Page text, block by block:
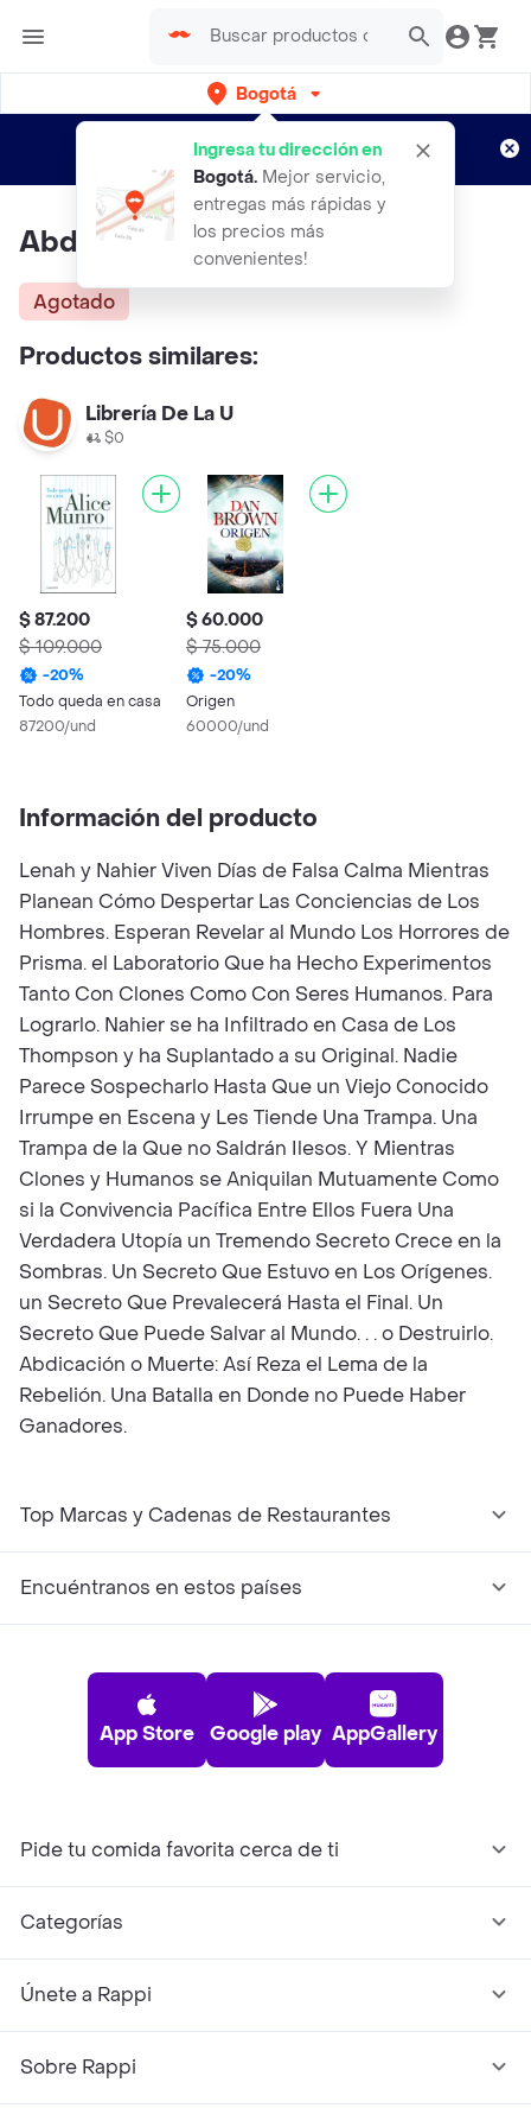
Bogotá
Ingresa tu dirección en
Bogotá. Mejor servicio,
entregas más rápidas y
los precios más
convenientes!
envíos gratis por semanas
Aplican TyC
Abdicación - Anna K. Franco
Agotado
Productos similares:
Librería De La U
$0
$ 87.200
$ 109.000
-20%
Todo queda en casa
87200/und
$ 60.000
$ 75.000
-20%
Origen
60000/und
Información del producto
Lenah y Nahier Viven Días de Falsa Calma Mientras
Planean Cómo Despertar Las Conciencias de Los
Hombres. Esperan Revelar al Mundo Los Horrores de
Prisma. el Laboratorio Que ha Hecho Experimentos
Tanto Con Clones Como Con Seres Humanos. Para
Lograrlo. Nahier se ha Infiltrado en Casa de Los
Thompson y ha Suplantado a su Original. Nadie
Parece Sospecharlo Hasta Que un Viejo Conocido
Irrumpe en Escena y Les Tiende Una Trampa. Una
Trampa de la Que no Saldrán Ilesos. Y Mientras
Clones y Humanos se Aniquilan Mutuamente Como
si la Convivencia Pacífica Entre Ellos Fuera Una
Verdadera Utopía un Tremendo Secreto Crece en la
Sombras. Un Secreto Que Estuvo en Los Orígenes.
un Secreto Que Prevalecerá Hasta el Final. Un
Secreto Que Puede Salvar al Mundo. . . o Destruirlo.
Abdicación o Muerte: Así Reza el Lema de la
Rebelión. Una Batalla en Donde no Puede Haber
Ganadores.
Top Marcas y Cadenas de Restaurantes
Encuéntranos en estos países
App Store Google play AppGallery
Pide tu comida favorita cerca de ti
Categorías
Únete a Rappi
Sobre Rappi